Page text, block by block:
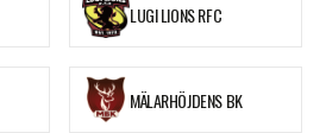
LUGI LIONS RFC
MÄLARHÖJDENS BK